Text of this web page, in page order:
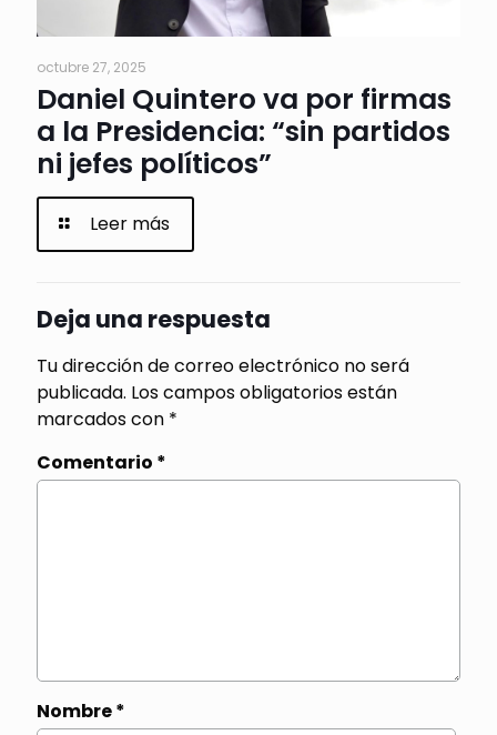
octubre 27, 2025
Daniel Quintero va por firmas
a la Presidencia: “sin partidos
ni jefes políticos”
Leer más
Deja una respuesta
Tu dirección de correo electrónico no será
publicada. Los campos obligatorios están
marcados con *
Comentario *
Nombre*